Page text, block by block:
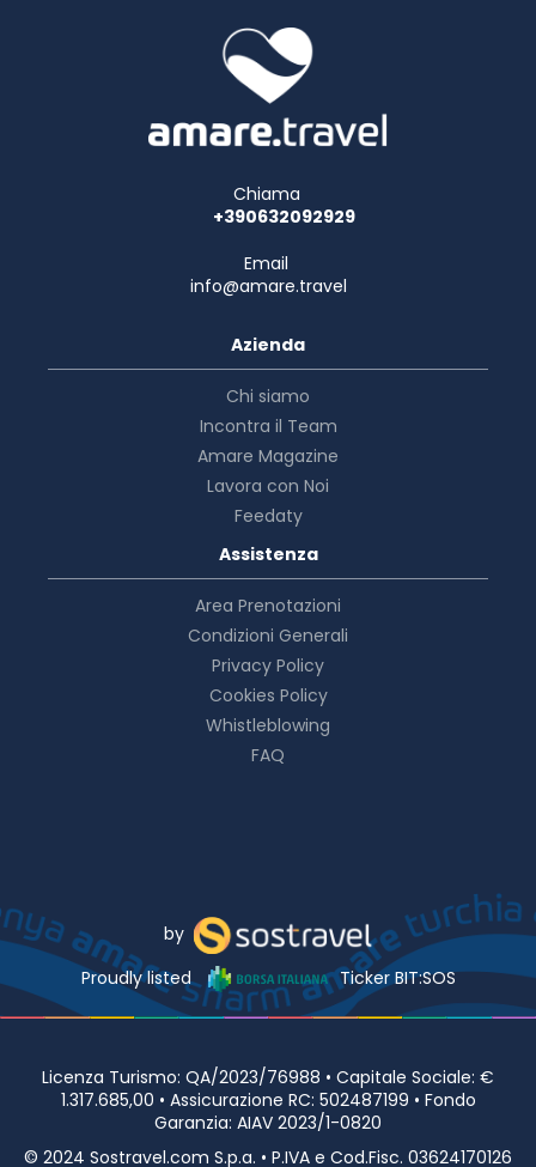
Chiama
+390632092929
Email
info@amare.travel
Azienda
Chi siamo
Incontra il Team
Amare Magazine
Lavora con Noi
Feedaty
Assistenza
Area Prenotazioni
Condizioni Generali
Privacy Policy
Cookies Policy
Whistleblowing
FAQ
by
Proudly listed
Ticker BIT:SOS
Licenza Turismo: QA/2023/76988 • Capitale Sociale: €
1.317.685,00 • Assicurazione RC: 502487199 • Fondo
Garanzia: AIAV 2023/1-0820
© 2024 Sostravel.com S.p.a. • P.IVA e Cod.Fisc. 03624170126